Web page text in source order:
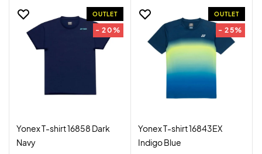
OUTLET
- 20%
Yonex T-shirt 16858 Dark
Navy
OUTLET
- 25%
Yonex T-shirt 16843EX
Indigo Blue